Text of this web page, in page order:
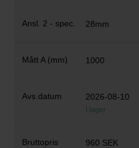
28mm
1000
2026-08-10
I lager
960 SEK